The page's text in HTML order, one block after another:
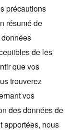
précautions
résumé de
de les
que vos
trouverez
vos
des données de
apportées, nous